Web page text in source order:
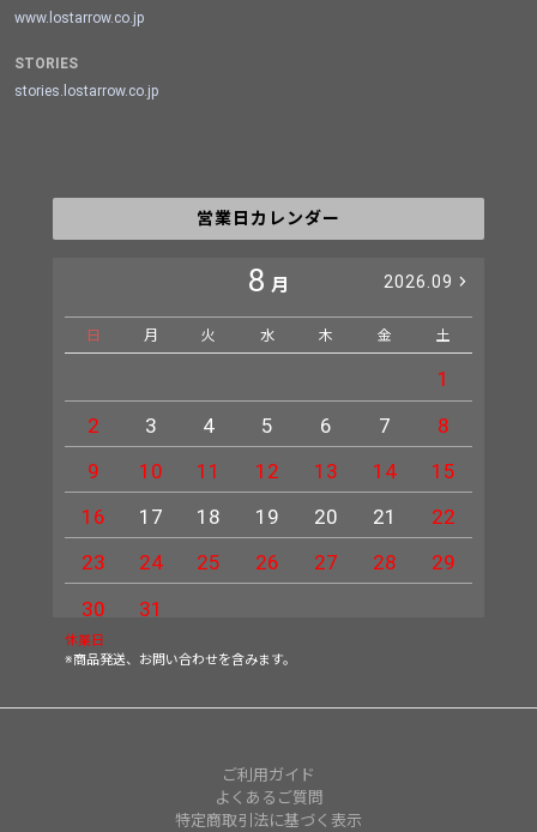
www.lostarrow.co.jp
STORIES
stories.lostarrow.co.jp
営業日カレンダー
8 月 2026.09
日 月 火 水 木 金 土
1
2
3 4 5 6 7
8
9
10 11 12 13 14
15
16
17 18 19 20 21
22
23
24 25 26 27 28
29
30
31
休業日
※商品発送、お問い合わせを含みます。
ご利用ガイド
よくあるご質問
特定商取引法に基づく表示